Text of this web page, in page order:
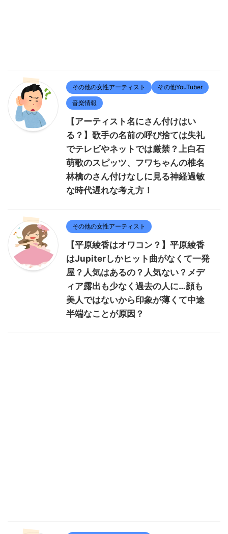
その他の女性アーティスト その他YouTuber
音楽情報
【アーティスト名にさん付けはい
る？】歌手の名前の呼び捨ては失礼
でテレビやネットでは厳禁？上白石
萌歌のスピッツ、フワちゃんの椎名
林檎のさん付けなしに見る神経過敏
な時代遅れな考え方！
その他の女性アーティスト
【平原綾香はオワコン？】平原綾香
はJupiterしかヒット曲がなくて一発
屋？人気はあるの？人気ない？メデ
ィア露出も少なく過去の人に…顔も
美人ではないから印象が薄くて中途
半端なことが原因？